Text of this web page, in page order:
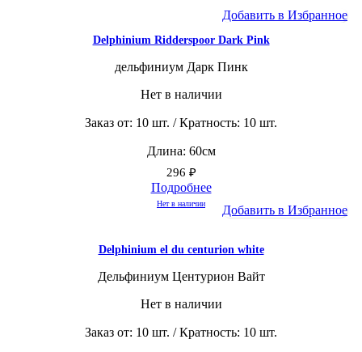
Добавить в Избранное
Delphinium Ridderspoor Dark Pink
дельфиниум Дарк Пинк
Нет в наличии
Заказ от: 10 шт. / Кратность: 10 шт.
Длина: 60см
296 ₽
Подробнее
Нет в наличии Добавить в Избранное
Delphinium el du centurion white
Дельфиниум Центурион Вайт
Нет в наличии
Заказ от: 10 шт. / Кратность: 10 шт.